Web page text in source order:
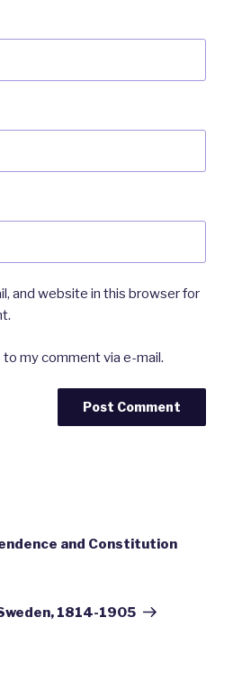
saken
and website in this browser for
my comment via e-mail.
and Constitution
1814-1905